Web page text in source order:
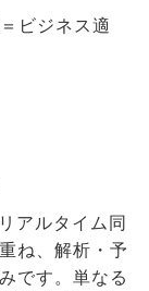
ビジネス適
アルタイム同
ね、解析・予
です。単なる